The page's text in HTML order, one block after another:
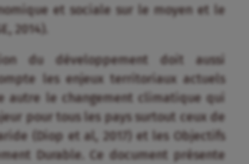
et sociale sur le moyen et le
2014).
du développement doit aussi
les enjeux territoriaux actuels
autre le changement climatique qui
pour tous les pays surtout ceux de
(Diop et al, 2017) et les Objectifs
Durable. Ce document présente